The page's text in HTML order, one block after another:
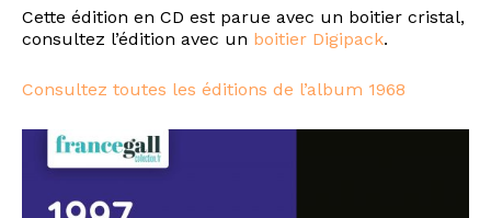
Cette édition en CD est parue avec un boitier cristal,
consultez l’édition avec un boitier Digipack.
Consultez toutes les éditions de l’album 1968